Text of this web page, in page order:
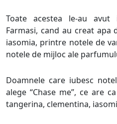
Toate acestea le-au
Farmasi, cand au creat apa
iasomia, printre notele de
notele de mijloc ale
Doamnele care iubesc
alege “Chase me”, ce are
tangerina, clementina,